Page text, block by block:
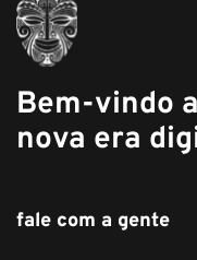
Bem-vindo a
nova era
fale com a gente